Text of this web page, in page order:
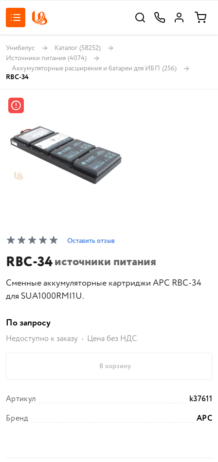
Унибелус Каталог (58252)
Источники питания (4074)
Аккумуляторные расширения и батареи для ИБП (256)
RBC-34
Оставить отзыв
RBC-34источники питания
Сменные аккумуляторные картриджи АРС RBC-34
для SUA1000RMI1U.
По запросу
Недоступно к заказу Цена без НДС
В корзину
Артикул
k37611
Бренд
APC